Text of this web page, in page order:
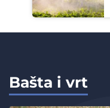
Bašta i vrt